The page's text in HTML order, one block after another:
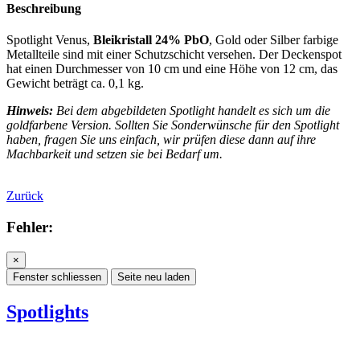
Beschreibung
Spotlight Venus, Bleikristall 24% PbO, Gold oder Silber farbige
Metallteile sind mit einer Schutzschicht versehen. Der Deckenspot
hat einen Durchmesser von 10 cm und eine Höhe von 12 cm, das
Gewicht beträgt ca. 0,1 kg.
Hinweis: Bei dem abgebildeten Spotlight handelt es sich um die
goldfarbene Version. Sollten Sie Sonderwünsche für den Spotlight
haben, fragen Sie uns einfach, wir prüfen diese dann auf ihre
Machbarkeit und setzen sie bei Bedarf um.
Zurück
Fehler:
×
Fenster schliessen
Seite neu laden
Spotlights